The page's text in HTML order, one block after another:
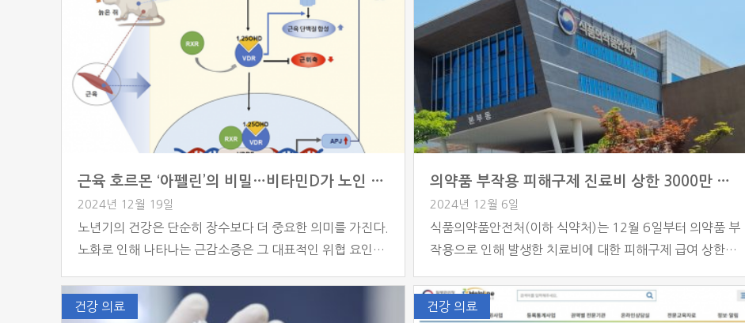
있다. 치매안심병원은 중증 치매환자 전용병동을 갖춘 병원
급 의료기관으로, 치매환자의 특성을 고려한 전문 시설과 의
료진을 보유해야 지정된다. 신경과 및 정신건강의학과 전문
의, 전담 간호사 등 […]
질병관리청에 따르면 12월 둘째 주 기준, 표본감시기관의
의원급 외래환자 1000명당 13.6명이 인플루엔자 의심환
자로 확인됐다. 이는 유행기준인 8.6명을 크게 웃도는 수치
다. 연령대별로는 13∼18세 청소년이 가장 많이 […]
근육 호르몬 ‘아펠린’의 비밀…비타민D가 노인 건강 수명을 연장
2024년 12월 19일
노년기의 건강은 단순히 장수보다 더 중요한 의미를 가진다.
노화로 인해 나타나는 근감소증은 그 대표적인 위협 요인으
활동이 제한되고 다양한 노인성 질환으로 이어질 수 있다.
하지만 최근 국내 연구진이 근감소증 예방에 획기적인 접근
의약품 부작용 피해구제 진료비 상한 3000만 원으로 상향
2024년 12월 6일
식품의약품안전처(이하 식약처)는 12월 6일부터 의약품 부
작용으로 인해 발생한 치료비에 대한 피해구제 급여 상한액
밝혔다. 이는 의약품 부작용으로 고통받는 환자들에게 보다
실질적인 보상을 제공하기 위한 조치다. 다만, 혈액을 원료
건강 의료 건강 의료